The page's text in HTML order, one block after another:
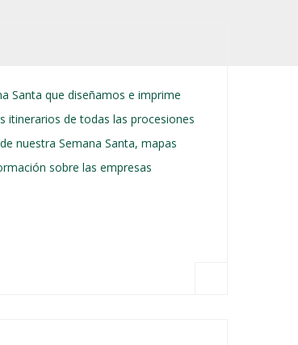
Santa que diseñamos e imprime
itinerarios de todas las procesiones
nuestra Semana Santa, mapas
sobre las empresas